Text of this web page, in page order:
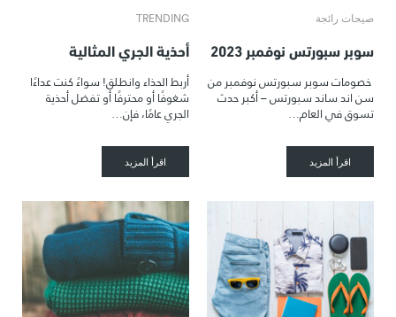
صيحات رائجة
سوبر سبورتس نوفمبر 2023
خصومات سوبر سبورتس نوفمبر من
سن اند ساند سبورتس – أكبر حدث
تسوق في العام…
اقرأ المزيد
TRENDING
أحذية الجري المثالية
أربط الحذاء وانطلق! سواءً كنت عداءًا
شغوفًا أو محترفًا أو تفضل أحذية
الجري عامًا، فإن…
اقرأ المزيد